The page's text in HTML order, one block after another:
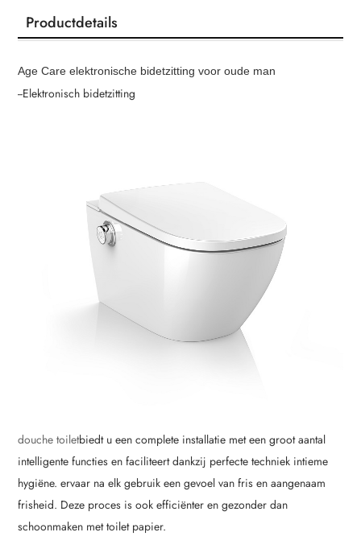
Productdetails
Age Care elektronische bidetzitting voor oude man
--Elektronisch bidetzitting
douche toiletbiedt u een complete installatie met een groot aantal
intelligente functies en faciliteert dankzij perfecte techniek intieme
hygiëne. ervaar na elk gebruik een gevoel van fris en aangenaam
frisheid. Deze proces is ook efficiënter en gezonder dan
schoonmaken met toilet papier.